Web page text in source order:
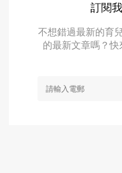
訂閱
不想錯過最新的育
的最新文章嗎？快